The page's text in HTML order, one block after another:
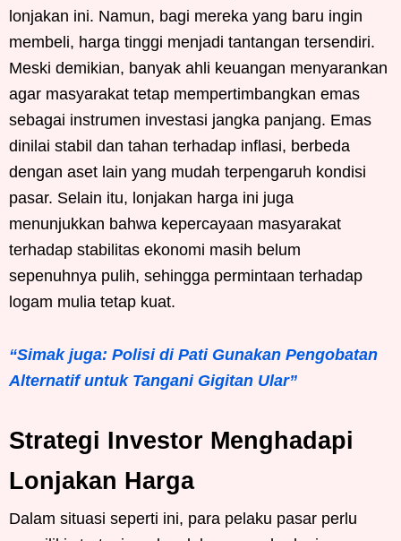
lonjakan ini. Namun, bagi mereka yang baru ingin
membeli, harga tinggi menjadi tantangan tersendiri.
Meski demikian, banyak ahli keuangan menyarankan
agar masyarakat tetap mempertimbangkan emas
sebagai instrumen investasi jangka panjang. Emas
dinilai stabil dan tahan terhadap inflasi, berbeda
dengan aset lain yang mudah terpengaruh kondisi
pasar. Selain itu, lonjakan harga ini juga
menunjukkan bahwa kepercayaan masyarakat
terhadap stabilitas ekonomi masih belum
sepenuhnya pulih, sehingga permintaan terhadap
logam mulia tetap kuat.
“Simak juga: Polisi di Pati Gunakan Pengobatan
Alternatif untuk Tangani Gigitan Ular”
Strategi Investor Menghadapi
Lonjakan Harga
Dalam situasi seperti ini, para pelaku pasar perlu